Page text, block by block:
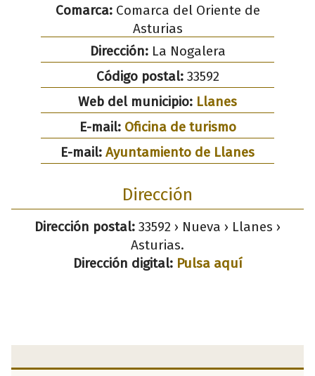
Comarca:Comarca del Oriente de
Asturias
Dirección:La Nogalera
Código postal:33592
Web del municipio: Llanes
E-mail: Oficina de turismo
E-mail: Ayuntamiento de Llanes
Dirección
Dirección postal: 33592 › Nueva › Llanes ›
Asturias.
Dirección digital: Pulsa aquí